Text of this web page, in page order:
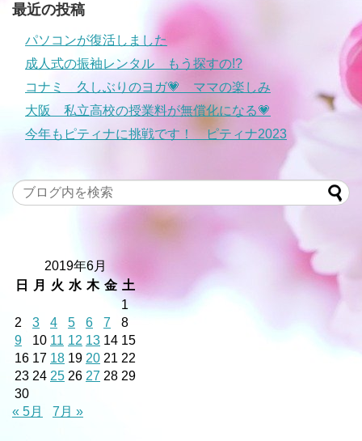
最近の投稿
パソコンが復活しました
成人式の振袖レンタル もう探すの!?
コナミ 久しぶりのヨガ💗 ママの楽しみ
大阪 私立高校の授業料が無償化になる💗
今年もピティナに挑戦です！ ピティナ2023
2019年6月
日
月 火 水 木 金 土
1
2
3 4 5 6 7
8
9
10 11 12 13 14 15
16 17 18 19 20 21 22
23 24 25 26 27 28 29
30
« 5月
7月 »